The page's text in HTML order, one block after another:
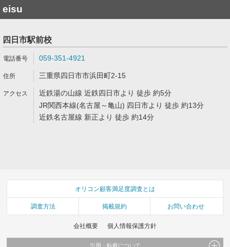
eisu
四日市駅前校
059-351-4921
三重県四日市市浜田町2-15
近鉄湯の山線 近鉄四日市より 徒歩 約5分
JR関西本線(名古屋～亀山) 四日市より 徒歩 約13分
近鉄名古屋線 新正より 徒歩 約14分
オリコン顧客満足度調査とは
調査方法 掲載規約 お問い合わせ
会社概要 個人情報保護方針
引用・転載について